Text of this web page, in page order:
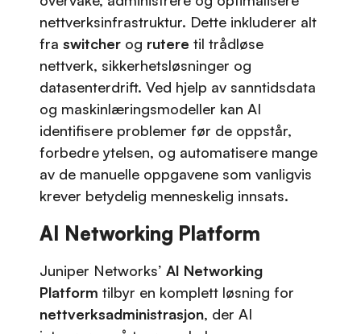
nettverksinfrastruktur. Dette inkluderer alt
fraswitcher og rutere til trådløse
nettverk, sikkerhetsløsninger og
datasenterdrift. Ved hjelp av sanntidsdata
og maskinlæringsmodeller kan AI
identifisere problemer før de oppstår,
forbedre ytelsen, og automatisere mange
av de manuelle oppgavene som vanligvis
krever betydelig menneskelig innsats.
AI Networking Platform
Juniper Networks’AI Networking
Platform tilbyr en komplett løsning for
nettverksadministrasjon, der AI